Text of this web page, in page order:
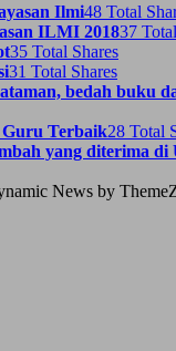
Ilmi48 Total
ILMI 201837
35 Total Shares
31 Total Shares
bedah buku
Guru Terbaik28 Total
yang diterima
News by